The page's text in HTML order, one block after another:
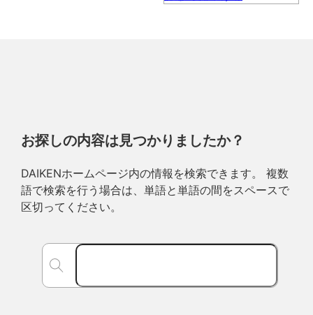
お探しの内容は見つかりましたか？
DAIKENホームページ内の情報を検索できます。 複数
語で検索を行う場合は、単語と単語の間をスペースで
区切ってください。